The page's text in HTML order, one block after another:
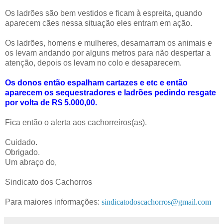
Os ladrões são bem vestidos e ficam à espreita, quando
aparecem cães nessa situação eles entram em ação.
Os ladrões, homens e mulheres, desamarram os animais e
os levam andando por alguns metros para não despertar a
atenção, depois os levam no colo e desaparecem.
Os donos então espalham cartazes e etc e então
aparecem os sequestradores e ladrões pedindo resgate
por volta de R$ 5.000,00.
Fica então o alerta aos cachorreiros(as).
Cuidado.
Obrigado.
Um abraço do,
Sindicato dos Cachorros
Para maiores informações: sindicatodoscachorros@gmail.com